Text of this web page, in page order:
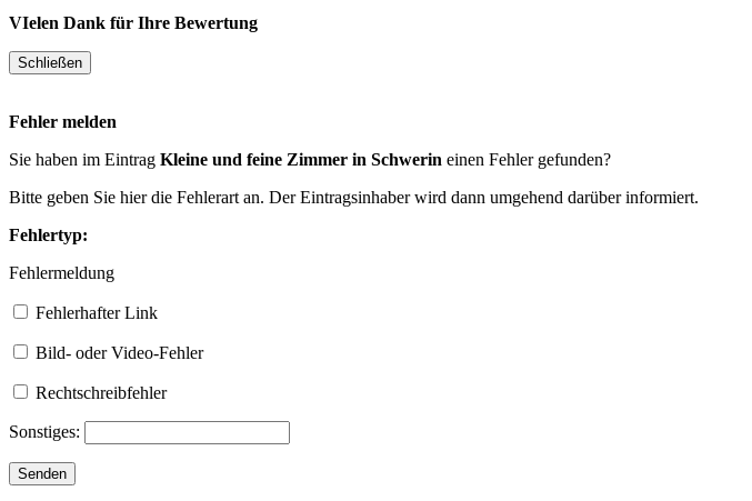
VIelen Dank für Ihre Bewertung
Fehler melden
Sie haben im Eintrag Kleine und feine Zimmer in Schwerin einen Fehler gefunden?
Bitte geben Sie hier die Fehlerart an. Der Eintragsinhaber wird dann umgehend darüber informiert.
Fehlertyp:
Fehlermeldung
Fehlerhafter Link
Bild- oder Video-Fehler
Rechtschreibfehler
Sonstiges: